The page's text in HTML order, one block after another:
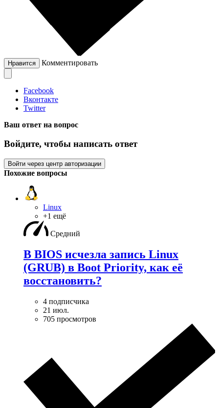
Нравится Комментировать
Facebook
Вконтакте
Twitter
Ваш ответ на вопрос
Войдите, чтобы написать ответ
Войти через центр авторизации
Похожие вопросы
Linux
+1 ещё
Средний
В BIOS исчезла запись Linux
(GRUB) в Boot Priority, как её
восстановить?
4 подписчика
21 июл.
705 просмотров